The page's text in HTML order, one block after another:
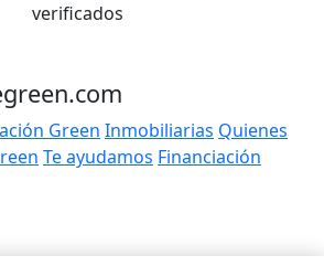
verificados
Green Inmobiliarias Quienes
Te ayudamos Financiación